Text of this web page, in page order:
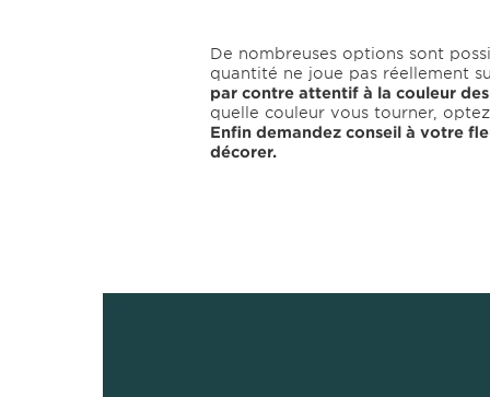
De nombreuses options sont
quantité ne joue pas réellement
par contre attentif à la couleur
quelle couleur vous tourner,
Enfin demandez conseil à votre
décorer.